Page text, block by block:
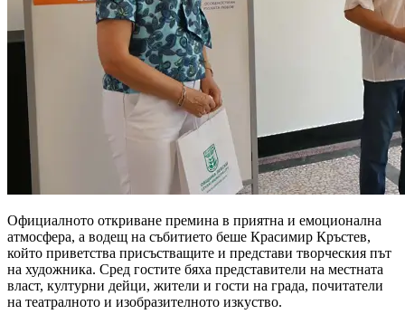
Официалното откриване премина в приятна и емоционална
атмосфера, а водещ на събитието беше Красимир Кръстев,
който приветства присъстващите и представи творческия път
на художника. Сред гостите бяха представители на местната
власт, културни дейци, жители и гости на града, почитатели
на театралното и изобразителното изкуство.